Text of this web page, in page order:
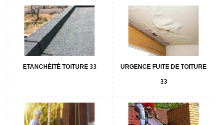
ETANCHÉITÉ TOITURE 33 URGENCE FUITE DE TOITURE
33